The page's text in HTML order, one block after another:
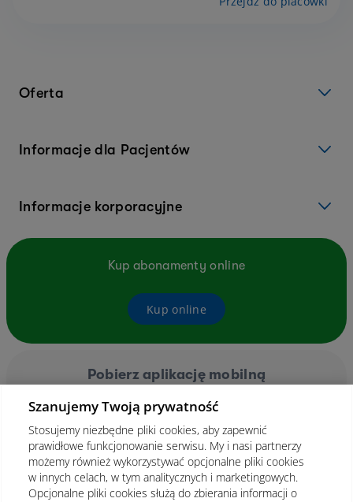
Oferta
Informacje dla Pacjentów
Informacje korporacyjne
Kup abonamenty online
Kup online
Pobierz aplikację mobilną
Szanujemy Twoją prywatność
Stosujemy niezbędne pliki cookies, aby zapewnić
prawidłowe funkcjonowanie serwisu. My i nasi partnerzy
możemy również wykorzystywać opcjonalne pliki cookies
w innych celach, w tym analitycznych i marketingowych.
Opcjonalne pliki cookies służą do zbierania informacji o